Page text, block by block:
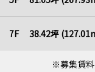
7F 38.42坪
※募集賃料